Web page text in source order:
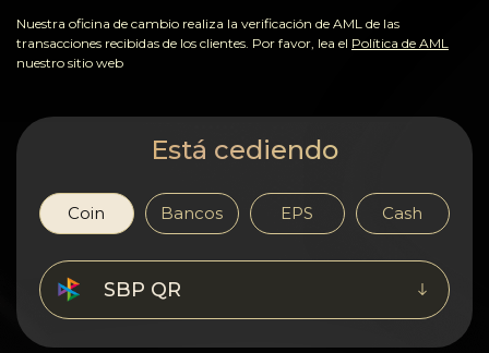
Reglas
AML/CFT
Confidencialidad
Contactos
Wiki
FAQ
Nuestra oficina de cambio realiza la verificación de AML de las
transacciones recibidas de los clientes. Por favor, lea el Política de AML
nuestro sitio web
Está cediendo
Coin Bancos EPS Cash
SBP QR